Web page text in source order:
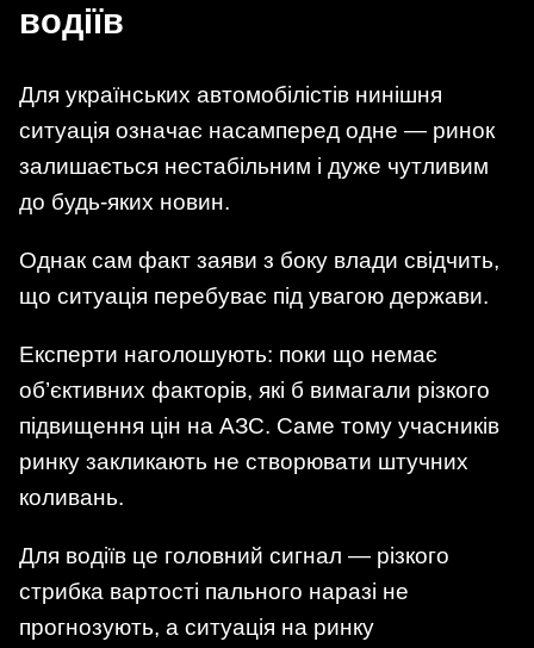
водіїв
Для українських автомобілістів нинішня
ситуація означає насамперед одне — ринок
залишається нестабільним і дуже чутливим
до будь-яких новин.
Однак сам факт заяви з боку влади свідчить,
що ситуація перебуває під увагою держави.
Експерти наголошують: поки що немає
об’єктивних факторів, які б вимагали різкого
підвищення цін на АЗС. Саме тому учасників
ринку закликають не створювати штучних
коливань.
Для водіїв це головний сигнал — різкого
стрибка вартості пального наразі не
прогнозують, а ситуація на ринку